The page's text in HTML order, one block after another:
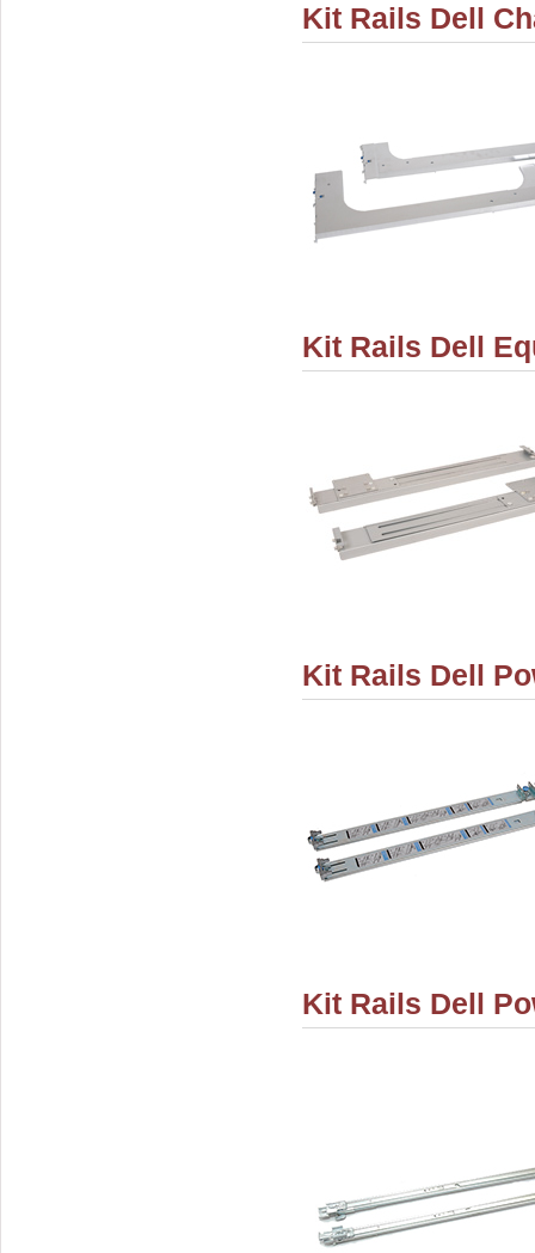
Kit Rails Dell
Kit Rails Dell
Kit Rails Dell
Kit Rails Dell